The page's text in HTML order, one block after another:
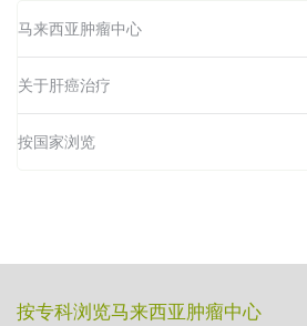
马来西亚肿瘤中心
关于肝癌治疗
按国家浏览
按专科浏览马来西亚肿瘤中心